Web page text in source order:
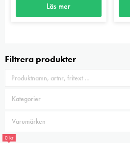
Läs mer
Filtrera produkter
0 kr